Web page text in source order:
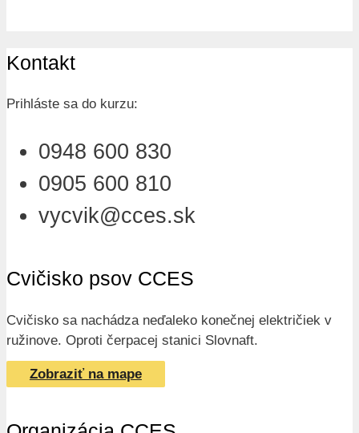
Kontakt
Prihláste sa do kurzu:
0948 600 830
0905 600 810
vycvik@cces.sk
Cvičisko psov CCES
Cvičisko sa nachádza neďaleko konečnej električiek v
ružinove. Oproti čerpacej stanici Slovnaft.
Zobraziť na mape